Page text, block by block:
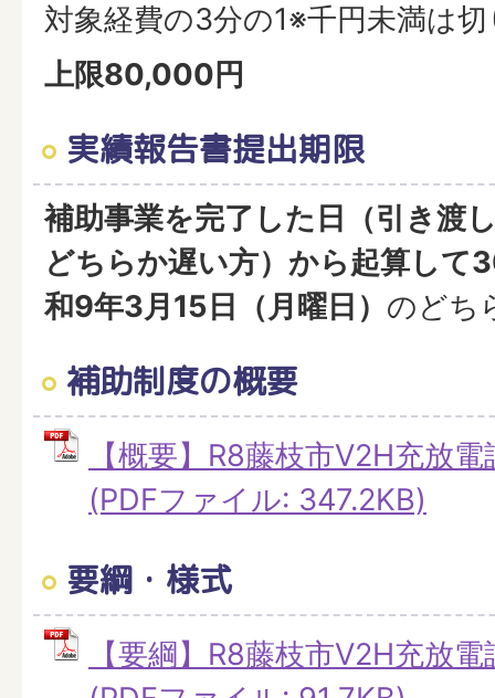
対象経費の3分の1※千円未満は
上限80,000円
実績報告書提出期限
補助事業を完了した日（引き渡
どちらか遅い方）から起算して
和9年3月15日（月曜日） のどち
補助制度の概要
【概要】R8藤枝市V2H充放
(PDFファイル: 347.2KB)
要綱・様式
【要綱】R8藤枝市V2H充放